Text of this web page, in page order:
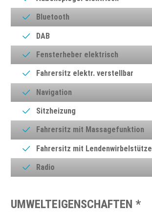
Bluetooth
DAB
Fensterheber elektrisch
Fahrersitz elektr. verstellbar
Navigation
Sitzheizung
Fahrersitz mit Massagefunktion
Fahrersitz mit Lendenwirbelstütze
Radio
UMWELTEIGENSCHAFTEN *